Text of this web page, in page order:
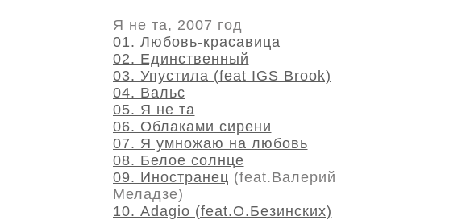
Я не та, 2007 год
01. Любовь-красавица
02. Единственный
03. Упустила (feat IGS Brook)
04. Вальс
05. Я не та
06. Облаками сирени
07. Я умножаю на любовь
08. Белое солнце
09. Иностранец (feat.Валерий
Меладзе)
10. Adagio (feat.О.Безинских)